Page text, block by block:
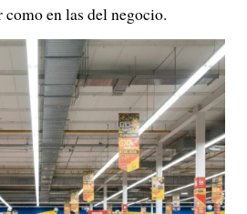
en las del negocio.